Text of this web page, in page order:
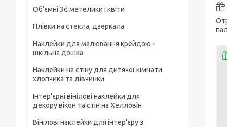
Об'ємні 3d метелики і квіти
Плівки на стекла, дзеркала
Наклейки для малювання крейдою -
шкільна дошка
Наклейки на стіну для дитячої кімнати
хлопчика та дівчинки
Інтер'єрні вінілові наклейки для
декору вікон та стін на Хелловін
Вінілові наклейки для інтер'єру з